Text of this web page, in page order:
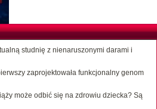
studnię z nienaruszonymi darami i
zaprojektowała funkcjonalny genom
może odbić się na zdrowiu dziecka? Są